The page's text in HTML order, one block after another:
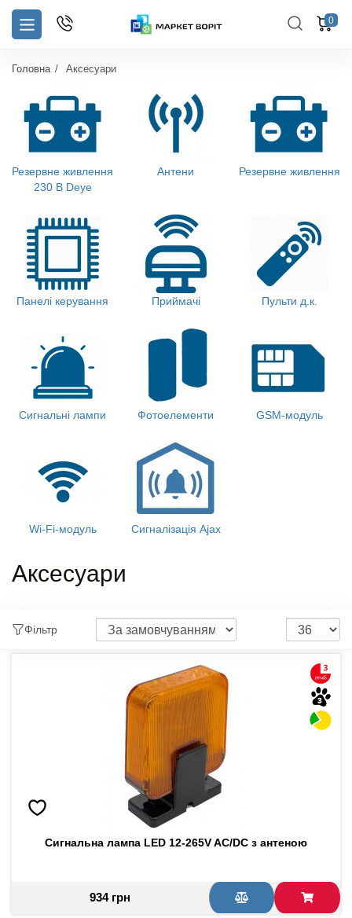
0
Головна Аксесуари
Резервне живлення
230 В Deye
Антени Резервне живлення
Панелі керування Приймачі Пульти д.к.
Сигнальні лампи Фотоелементи GSM-модуль
Wi-Fi-модуль Сигналізація Ajax
Аксесуари
Фільтр
Сигнальна лампа LED 12-265V AC/DC з антеною
934 грн